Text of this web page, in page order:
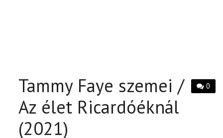
0
Tammy Faye szemei /
Az élet Ricardóéknál
(2021)